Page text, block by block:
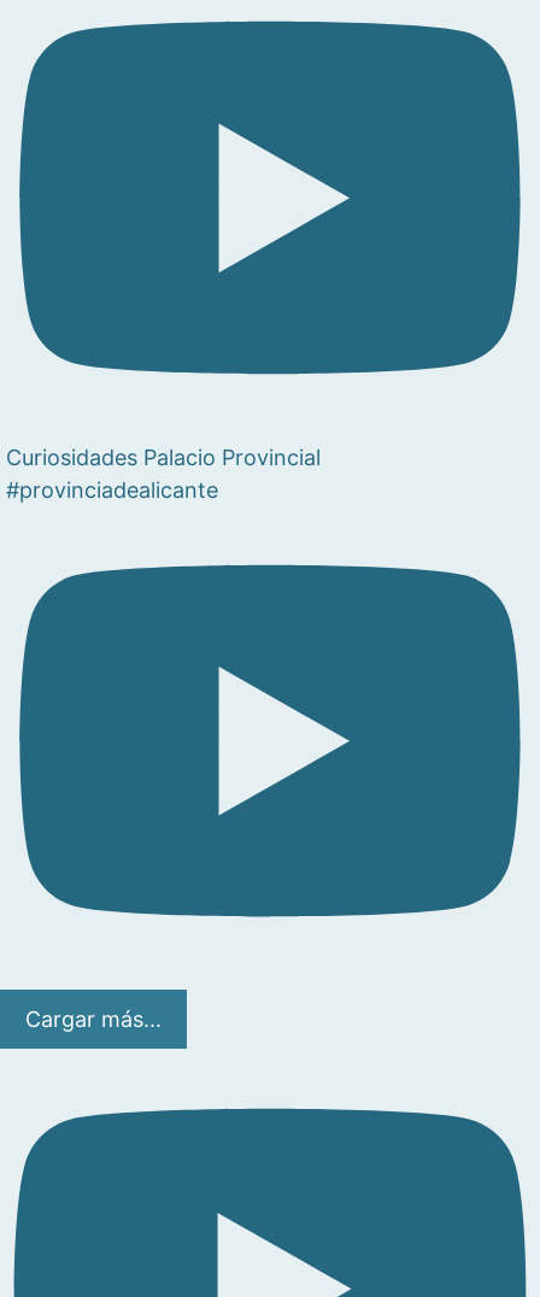
Curiosidades Palacio Provincial
#provinciadealicante
Cargar más...